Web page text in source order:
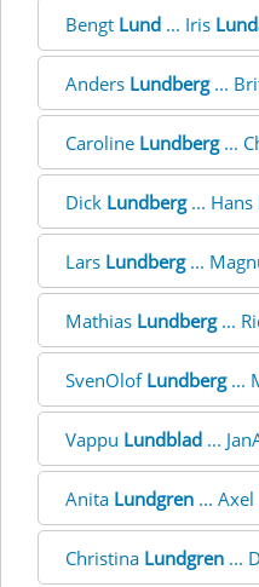
Bengt Lund ... Iris
Anders Lundberg...
Caroline Lundberg...
Dick Lundberg... Hans
Lars Lundberg...
Mathias Lundberg...
SvenOlof Lundberg...
Vappu Lundblad ...
Anita Lundgren ... Axel
Christina Lundgren ...